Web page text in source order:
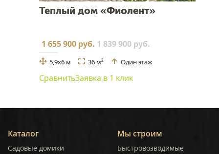
Теплый дом «Фиолент»
1 655 900 руб. 1 839 900 руб.
5,9x6 м 36 м2 Один этаж
СравнитьЗаявка в 1 клик
Каталог
Садовые домики
Мы строим
Быстровозводимые